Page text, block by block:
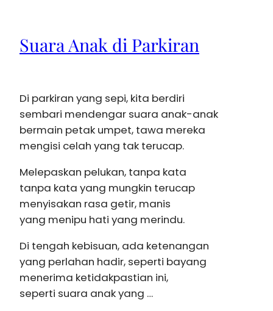
Suara Anak di Parkiran
Di parkiran yang sepi, kita berdiri
sembari mendengar suara anak-anak
bermain petak umpet, tawa mereka
mengisi celah yang tak terucap.
Melepaskan pelukan, tanpa kata
tanpa kata yang mungkin terucap
menyisakan rasa getir, manis
yang menipu hati yang merindu.
Di tengah kebisuan, ada ketenangan
yang perlahan hadir, seperti bayang
menerima ketidakpastian ini,
seperti suara anak yang …